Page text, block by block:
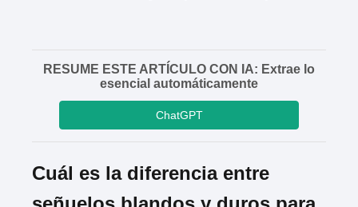
RESUME ESTE ARTÍCULO CON IA: Extrae lo
esencial automáticamente
ChatGPT
Cuál es la diferencia entre